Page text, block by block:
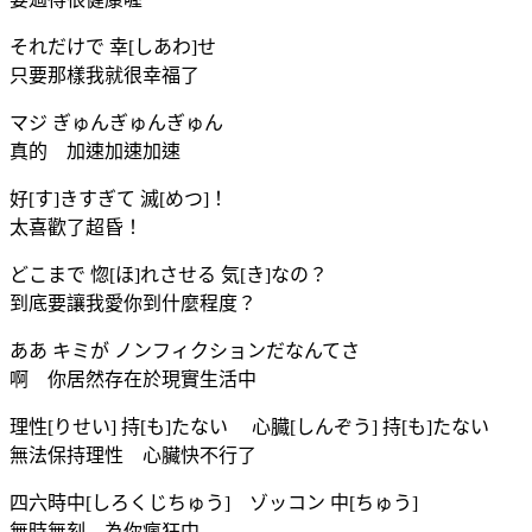
それだけで 幸[しあわ]せ
只要那樣我就很幸福了
マジ ぎゅんぎゅんぎゅん
真的 加速加速加速
好[す]きすぎて 滅[めつ]！
太喜歡了超昏！
どこまで 惚[ほ]れさせる 気[き]なの？
到底要讓我愛你到什麼程度？
ああ キミが ノンフィクションだなんてさ
啊 你居然存在於現實生活中
理性[りせい] 持[も]たない 心臓[しんぞう] 持[も]たない
無法保持理性 心臟快不行了
四六時中[しろくじちゅう] ゾッコン 中[ちゅう]